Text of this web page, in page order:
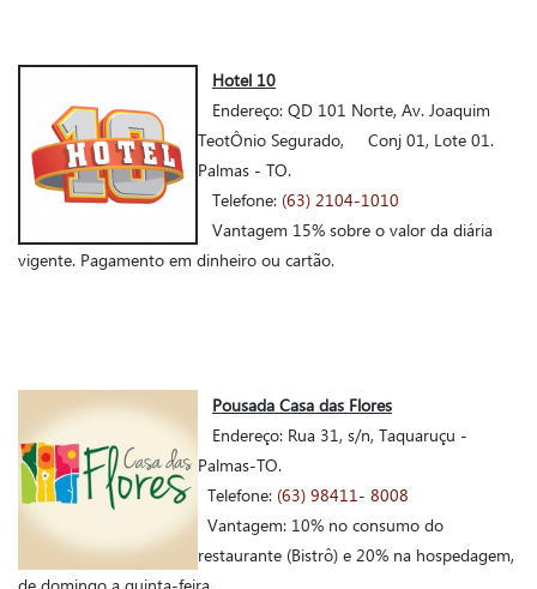
Hotel 10
Endereço: QD 101 Norte, Av. Joaquim
TeotÔnio Segurado, Conj 01, Lote 01.
Palmas - TO.
Telefone: (63) 2104-1010
Vantagem 15% sobre o valor da diária
vigente. Pagamento em dinheiro ou cartão.
Pousada Casa das Flores
Endereço: Rua 31, s/n, Taquaruçu -
Palmas-TO.
Telefone: (63) 98411- 8008
Vantagem: 10% no consumo do
restaurante (Bistrô) e 20% na hospedagem,